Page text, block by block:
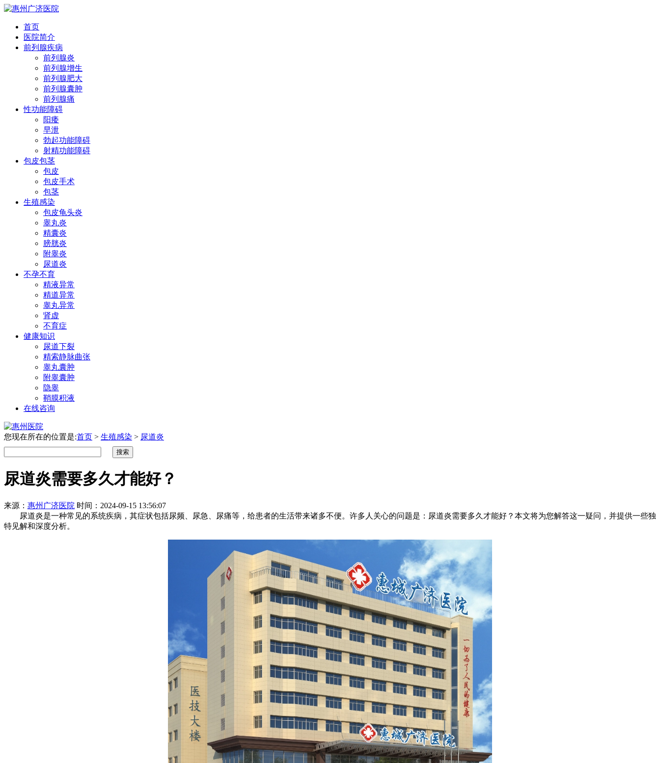
首页
医院简介
前列腺疾病
前列腺炎
前列腺增生
前列腺肥大
前列腺囊肿
前列腺痛
性功能障碍
阳痿
早泄
勃起功能障碍
射精功能障碍
包皮包茎
包皮
包皮手术
包茎
生殖感染
包皮龟头炎
睾丸炎
精囊炎
膀胱炎
附睾炎
尿道炎
不孕不育
精液异常
精道异常
睾丸异常
肾虚
不育症
健康知识
尿道下裂
精索静脉曲张
睾丸囊肿
附睾囊肿
隐睾
鞘膜积液
在线咨询
您现在所在的位置是:首页 > 生殖感染 > 尿道炎
尿道炎需要多久才能好？
来源： 惠州广济医院 时间：2024-09-15 13:56:07
尿道炎是一种常见的系统疾病，其症状包括尿频、尿急、尿痛等，给患者的生活带来诸多不便。许多人关心的问题是：尿道炎需要多久才能好？本文将为您解答这一疑问，并提供一些独
特见解和深度分析。